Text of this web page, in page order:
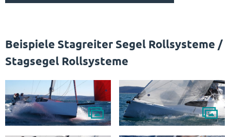
Beispiele Stagreiter Segel Rollsysteme /
Stagsegel Rollsysteme